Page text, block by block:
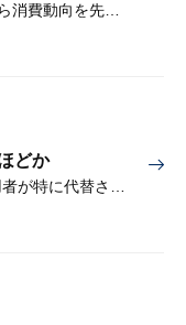
個社データ・業界統計・JCB消費NOWから消費動向を先取り
どか